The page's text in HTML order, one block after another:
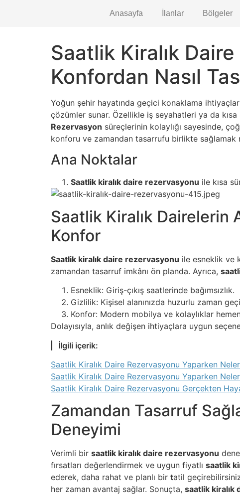
Anasayfa İlanlar Bölgeler
Saatlik Kiralık
Konfordan Nasıl
Yoğun şehir hayatında geçici konaklama
çözümler sunar. Özellikle iş seyahatleri ya da
Rezervasyon süreçlerinin kolaylığı sayesinde,
konforu ve zamandan tasarrufu birlikte sağlamak
Ana Noktalar
Saatlik kiralık daire rezervasyonu ile kısa
Saatlik Kiralık Dairelerin
Konfor
Saatlik kiralık daire rezervasyonu ile esneklik ve
zamandan tasarruf imkânı ön planda. Ayrıca,
Esneklik: Giriş-çıkış saatlerinde bağımsızlık.
Gizlilik: Kişisel alanınızda huzurlu zaman
Konfor: Modern mobilya ve kolaylıklar
Dolayısıyla, anlık değişen ihtiyaçlara uygun
İlgili içerik:
Saatlik Kiralık Daire Rezervasyonu Yaparken
Saatlik Kiralık Daire Rezervasyonu Yaparken
Saatlik Kiralık Daire Rezervasyonu Gerçekten
Zamandan Tasarruf
Deneyimi
Verimli bir saatlik kiralık daire rezervasyonu
fırsatları değerlendirmek ve uygun fiyatlı saatlik
ederek, daha rahat ve planlı bir tatil
her zaman avantaj sağlar. Sonuçta, saatlik kiralık